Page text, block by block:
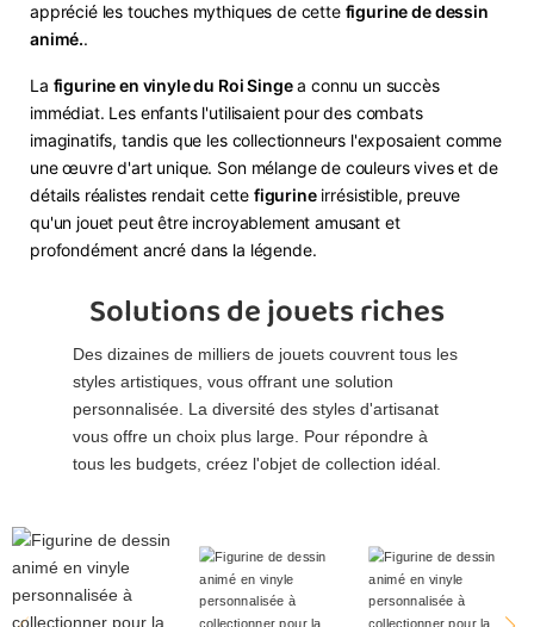
apprécié les touches mythiques de cette figurine de dessin
animé.​.
La figurine en vinyle du Roi Singea connu un succès
immédiat. Les enfants l'utilisaient pour des combats
imaginatifs, tandis que les collectionneurs l'exposaient comme
une œuvre d'art unique. Son mélange de couleurs vives et de
détails réalistes rendait cette figurineirrésistible, preuve
qu'un jouet peut être incroyablement amusant et
profondément ancré dans la légende.
Solutions de jouets riches
Des dizaines de milliers de jouets couvrent tous les
styles artistiques, vous offrant une solution
personnalisée. La diversité des styles d'artisanat
vous offre un choix plus large. Pour répondre à
tous les budgets, créez l'objet de collection idéal.